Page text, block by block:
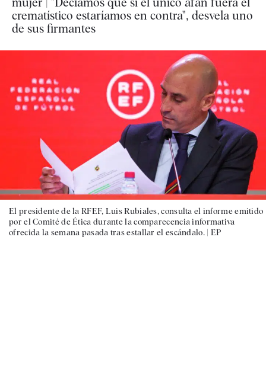
crematístico estaríamos en contra", desvela uno
de sus firmantes
El presidente de la RFEF, Luis Rubiales, consulta el informe emitido
por el Comité de Ética durante la comparecencia informativa
ofrecida la semana pasada tras estallar el escándalo. | EP